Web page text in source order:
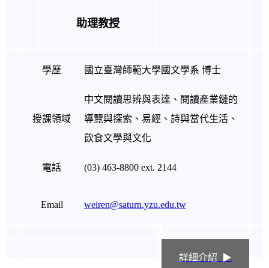
助理教授
學歷 國立臺灣師範大學國文學系 博士
授課領域
中文閱讀思辨與表達、閱讀產業鏈的
導覽與探索、易經、詩與當代生活、
飲食文學與文化
電話 (03) 463-8800 ext. 2144
Email weiren@saturn.yzu.edu.tw
詳細介紹 ▶